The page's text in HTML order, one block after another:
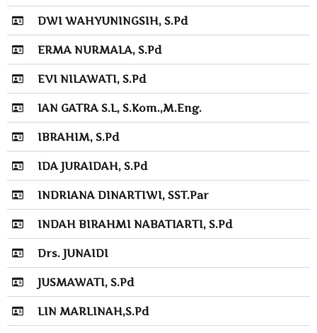
DWI WAHYUNINGSIH, S.Pd
ERMA NURMALA, S.Pd
EVI NILAWATI, S.Pd
IAN GATRA S.L, S.Kom.,M.Eng.
IBRAHIM, S.Pd
IDA JURAIDAH, S.Pd
INDRIANA DINARTIWI, SST.Par
INDAH BIRAHMI NABATIARTI, S.Pd
Drs. JUNAIDI
JUSMAWATI, S.Pd
LIN MARLINAH,S.Pd